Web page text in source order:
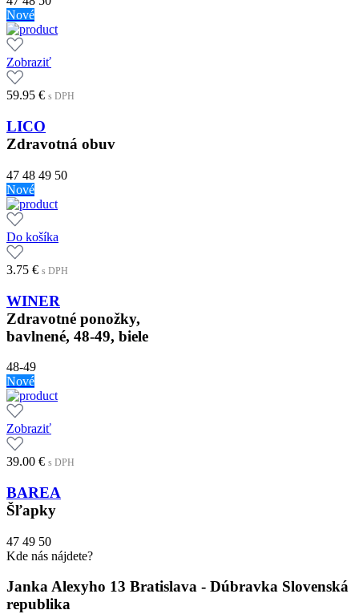
Nové
Zobraziť
59.95 € s DPH
LICO
Zdravotná obuv
47 48 49 50
Nové
Do košíka
3.75 € s DPH
WINER
Zdravotné ponožky,
bavlnené, 48-49, biele
48-49
Nové
Zobraziť
39.00 € s DPH
BAREA
Šľapky
47 49 50
Kde nás nájdete?
Janka Alexyho 13 Bratislava - Dúbravka Slovenská
republika